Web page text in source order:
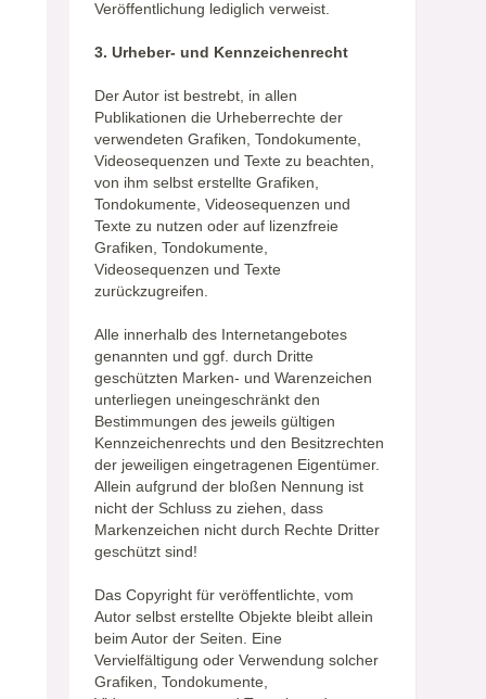
Veröffentlichung lediglich verweist.
3. Urheber- und Kennzeichenrecht
Der Autor ist bestrebt, in allen
Publikationen die Urheberrechte der
verwendeten Grafiken, Tondokumente,
Videosequenzen und Texte zu beachten,
von ihm selbst erstellte Grafiken,
Tondokumente, Videosequenzen und
Texte zu nutzen oder auf lizenzfreie
Grafiken, Tondokumente,
Videosequenzen und Texte
zurückzugreifen.
Alle innerhalb des Internetangebotes
genannten und ggf. durch Dritte
geschützten Marken- und Warenzeichen
unterliegen uneingeschränkt den
Bestimmungen des jeweils gültigen
Kennzeichenrechts und den Besitzrechten
der jeweiligen eingetragenen Eigentümer.
Allein aufgrund der bloßen Nennung ist
nicht der Schluss zu ziehen, dass
Markenzeichen nicht durch Rechte Dritter
geschützt sind!
Das Copyright für veröffentlichte, vom
Autor selbst erstellte Objekte bleibt allein
beim Autor der Seiten. Eine
Vervielfältigung oder Verwendung solcher
Grafiken, Tondokumente,